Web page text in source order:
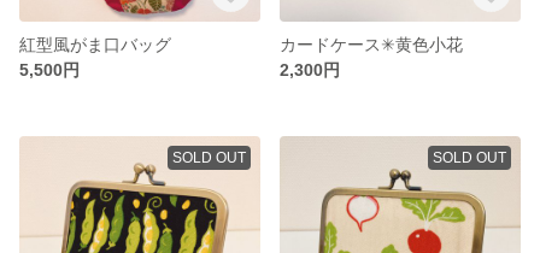
紅型風がま口バッグ
5,500円
カードケース✳︎黄色小花
2,300円
SOLD OUT SOLD OUT